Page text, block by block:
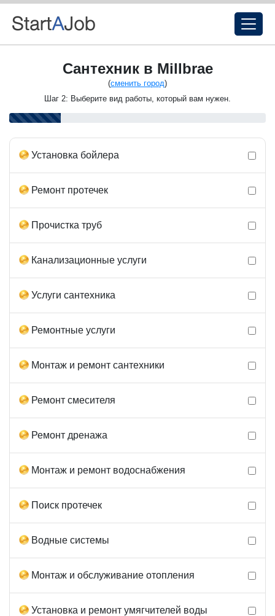
Сантехник в Millbrae
(сменить город)
Шаг 2: Выберите вид работы, который вам нужен.
Установка бойлера
Ремонт протечек
Прочистка труб
Канализационные услуги
Услуги сантехника
Ремонтные услуги
Монтаж и ремонт сантехники
Ремонт смесителя
Ремонт дренажа
Монтаж и ремонт водоснабжения
Поиск протечек
Водные системы
Монтаж и обслуживание отопления
Установка и ремонт умягчителей воды